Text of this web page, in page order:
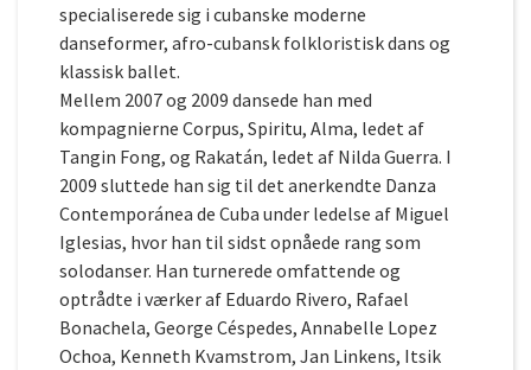
specialiserede sig i cubanske moderne
danseformer, afro-cubansk folkloristisk dans og
klassisk ballet.
Mellem 2007 og 2009 dansede han med
kompagnierne Corpus, Spiritu, Alma, ledet af
Tangin Fong, og Rakatán, ledet af Nilda Guerra. I
2009 sluttede han sig til det anerkendte Danza
Contemporánea de Cuba under ledelse af Miguel
Iglesias, hvor han til sidst opnåede rang som
solodanser. Han turnerede omfattende og
optrådte i værker af Eduardo Rivero, Rafael
Bonachela, George Céspedes, Annabelle Lopez
Ochoa, Kenneth Kvamstrom, Jan Linkens, Itsik